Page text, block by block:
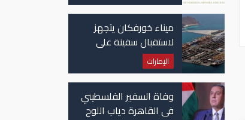
ميناء خورفكان يتجهز
لاستقبال سفينة على
متنها 6068 سيارة صينية
الإمارات
وفاة السفير الفلسطيني
في القاهرة دياب اللوح